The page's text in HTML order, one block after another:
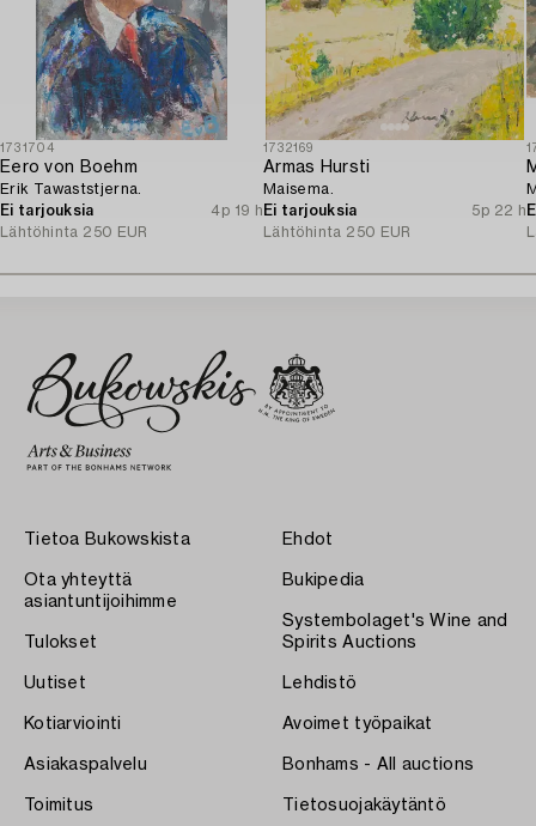
1731704
Eero von Boehm
Erik Tawaststjerna.
Ei tarjouksia
4p 19 h
Lähtöhinta 250 EUR
1732169
Armas Hursti
Maisema.
Ei tarjouksia
5p 22 h
Lähtöhinta 250 EUR
Tietoa Bukowskista
Ota yhteyttä
asiantuntijoihimme
Tulokset
Uutiset
Kotiarviointi
Asiakaspalvelu
Toimitus
Ehdot
Bukipedia
Systembolaget's Wine and
Spirits Auctions
Lehdistö
Avoimet työpaikat
Bonhams - All auctions
Tietosuojakäytäntö